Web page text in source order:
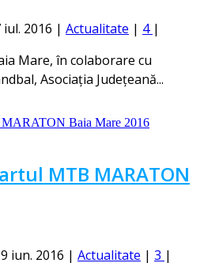
iul. 2016 | Actualitate | 4 |
Mare, în colaborare cu
Asociația Județeană...
MTB MARATON
iun. 2016 | Actualitate | 3 |